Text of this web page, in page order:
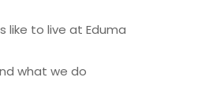
like to live at Eduma
what we do